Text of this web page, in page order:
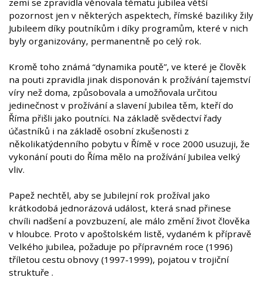
zemi se zpravidla věnovala tématu jubilea větší
pozornost jen v některých aspektech, římské baziliky žily
Jubileem díky poutníkům i díky programům, které v nich
byly organizovány, permanentně po celý rok.
Kromě toho známá “dynamika poutě”, ve které je člověk
na pouti zpravidla jinak disponován k prožívání tajemství
víry než doma, způsobovala a umožňovala určitou
jedinečnost v prožívání a slavení Jubilea těm, kteří do
Říma přišli jako poutníci. Na základě svědectví řady
účastníků i na základě osobní zkušenosti z
několikatýdenního pobytu v Římě v roce 2000 usuzuji, že
vykonání pouti do Říma mělo na prožívání Jubilea velký
vliv.
Papež nechtěl, aby se Jubilejní rok prožíval jako
krátkodobá jednorázová událost, která snad přinese
chvíli nadšení a povzbuzení, ale málo změní život člověka
v hloubce. Proto v apoštolském listě, vydaném k přípravě
Velkého jubilea, požaduje po přípravném roce (1996)
tříletou cestu obnovy (1997-1999), pojatou v trojiční
struktuře .